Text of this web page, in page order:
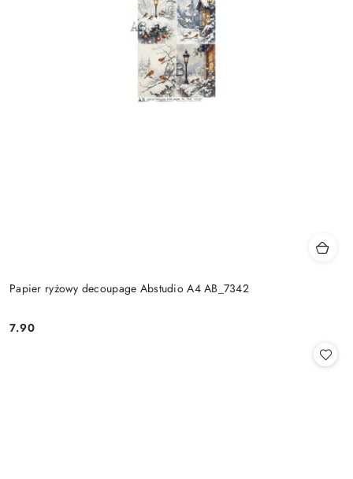
Papier ryżowy decoupage Abstudio A4 AB_7342
Cena:
7.90